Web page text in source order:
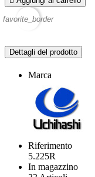
favorite_border
Dettagli del prodotto
Marca
Riferimento
5.225R
In magazzino